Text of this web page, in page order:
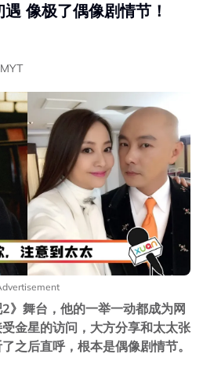
像极了偶像剧情节！
》舞台，他的一举一动都成为网
金星的访问，大方分享和太太张
之后直呼，根本是偶像剧情节。